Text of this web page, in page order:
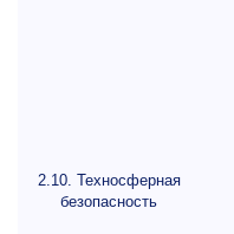
2.10. Техносферная
безопасность